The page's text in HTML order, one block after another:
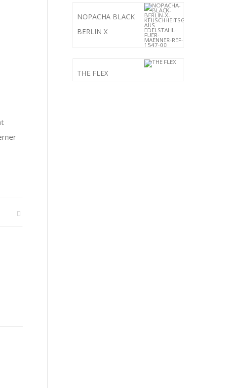
war:
389,99 €
ist:
179,99 €.
NOPACHA BLACK
BERLIN X
THE FLEX